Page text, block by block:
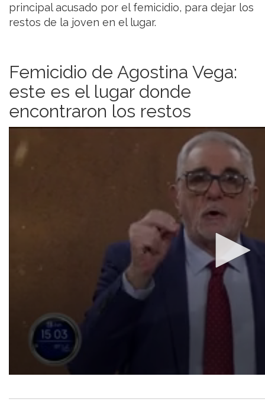
principal acusado por el femicidio, para dejar los
restos de la joven en el lugar.
Femicidio de Agostina Vega:
este es el lugar donde
encontraron los restos